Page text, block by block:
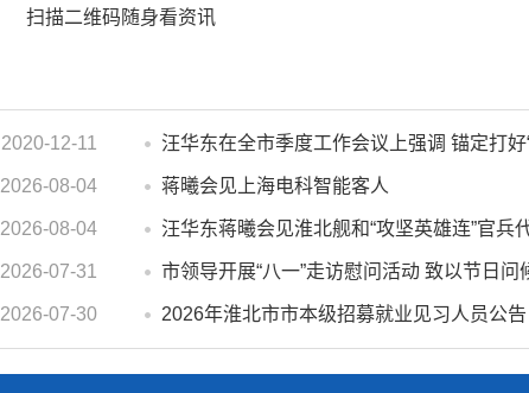
扫描二维码随身看资讯
2020-12-11
2026-08-04 蒋曦会见上海电科智能客人
2026-08-04 汪华东蒋曦会见淮北舰和“攻坚英雄连”官兵
2026-07-31
2026-07-30 2026年淮北市市本级招募就业见习人员公告